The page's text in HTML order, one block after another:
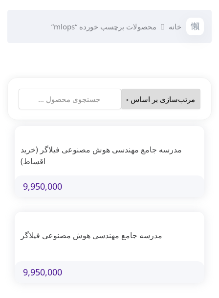
خانه محصولات برچسب خورده “mlops”
مدرسه جامع مهندسی هوش مصنوعی فیلاگر (خرید
اقساط)
9,950,000
مدرسه جامع مهندسی هوش مصنوعی فیلاگر
9,950,000